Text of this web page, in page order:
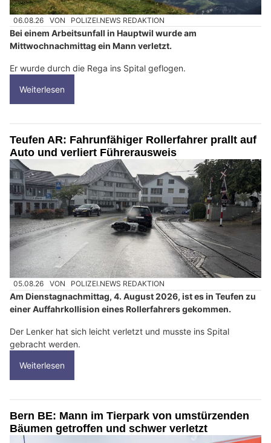
06.08.26 VON POLIZEI.NEWS REDAKTION
Bei einem Arbeitsunfall in Hauptwil wurde am
Mittwochnachmittag ein Mann verletzt.
Er wurde durch die Rega ins Spital geflogen.
Weiterlesen
Teufen AR: Fahrunfähiger Rollerfahrer prallt auf
Auto und verliert Führerausweis
05.08.26 VON POLIZEI.NEWS REDAKTION
Am Dienstagnachmittag, 4. August 2026, ist es in Teufen zu
einer Auffahrkollision eines Rollerfahrers gekommen.
Der Lenker hat sich leicht verletzt und musste ins Spital
gebracht werden.
Weiterlesen
Bern BE: Mann im Tierpark von umstürzenden
Bäumen getroffen und schwer verletzt